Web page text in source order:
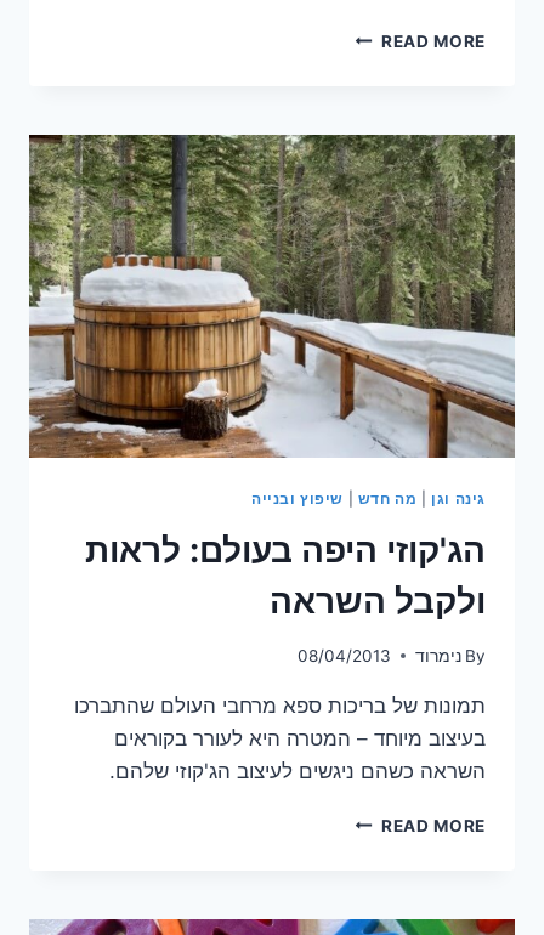
READ MOREכבלים
ולעצב
כבלים
וחוטי
חשמל
בבית
גינה וגן מה חדש שיפוץ ובנייה
הג'קוזי היפה בעולם: לראות
ולקבל השראה
By נימרוד 08/04/2013
תמונות של בריכות ספא מרחבי העולם שהתברכו
בעיצוב מיוחד – המטרה היא לעורר בקוראים
השראה כשהם ניגשים לעיצוב הג'קוזי שלהם.
READ MOREהג'קוזי
ולקבל